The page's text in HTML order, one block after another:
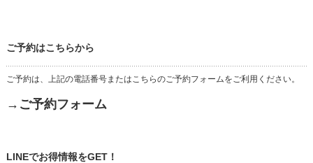
ご予約はこちらから
ご予約は、上記の電話番号またはこちらのご予約フォームをご利用ください。
→ご予約フォーム
LINEでお得情報をGET！